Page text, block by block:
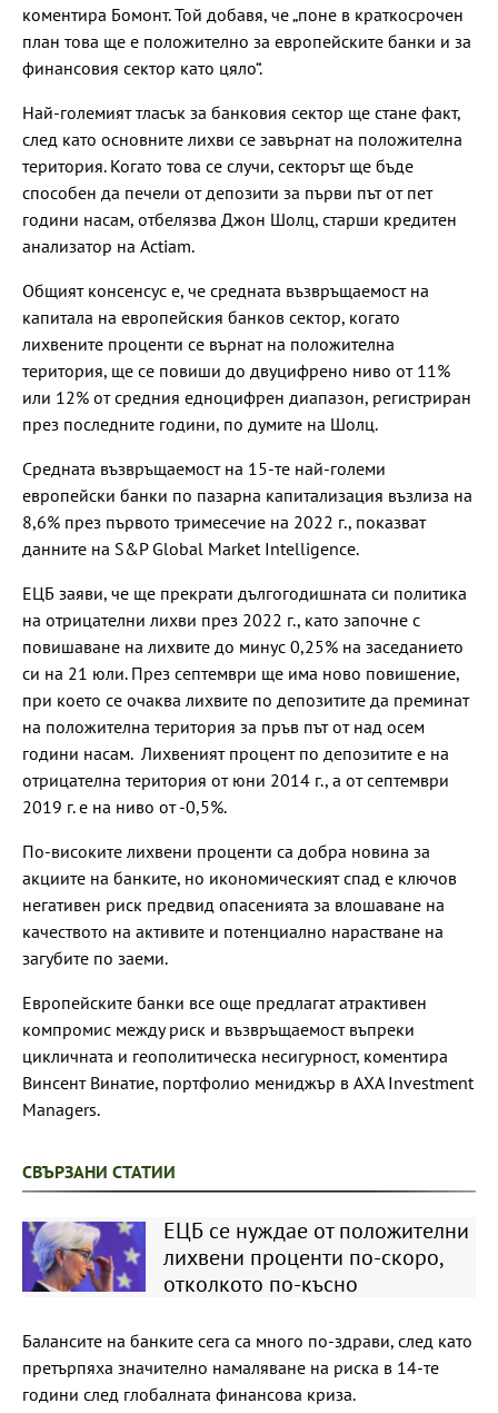
коментира Бомонт. Той добавя, че „поне в краткосрочен
план това ще е положително за европейските банки и за
финансовия сектор като цяло“.
Най-големият тласък за банковия сектор ще стане факт,
след като основните лихви се завърнат на положителна
територия. Когато това се случи, секторът ще бъде
способен да печели от депозити за първи път от пет
години насам, отбелязва Джон Шолц, старши кредитен
анализатор на Actiam.
Общият консенсус е, че средната възвръщаемост на
капитала на европейския банков сектор, когато
лихвените проценти се върнат на положителна
територия, ще се повиши до двуцифрено ниво от 11%
или 12% от средния едноцифрен диапазон, регистриран
през последните години, по думите на Шолц.
Средната възвръщаемост на 15-те най-големи
европейски банки по пазарна капитализация възлиза на
8,6% през първото тримесечие на 2022 г., показват
данните на S&P Global Market Intelligence.
ЕЦБ заяви, че ще прекрати дългогодишната си политика
на отрицателни лихви през 2022 г., като започне с
повишаване на лихвите до минус 0,25% на заседанието
си на 21 юли. През септември ще има ново повишение,
при което се очаква лихвите по депозитите да преминат
на положителна територия за пръв път от над осем
години насам. Лихвеният процент по депозитите е на
отрицателна територия от юни 2014 г., а от септември
2019 г. е на ниво от -0,5%.
По-високите лихвени проценти са добра новина за
акциите на банките, но икономическият спад е ключов
негативен риск предвид опасенията за влошаване на
качеството на активите и потенциално нарастване на
загубите по заеми.
Европейските банки все още предлагат атрактивен
компромис между риск и възвръщаемост въпреки
цикличната и геополитическа несигурност, коментира
Винсент Винатие, портфолио мениджър в AXA Investment
Managers.
СВЪРЗАНИ СТАТИИ
ЕЦБ се нуждае от положителни
лихвени проценти по-скоро,
отколкото по-късно
Балансите на банките сега са много по-здрави, след като
претърпяха значително намаляване на риска в 14-те
години след глобалната финансова криза.